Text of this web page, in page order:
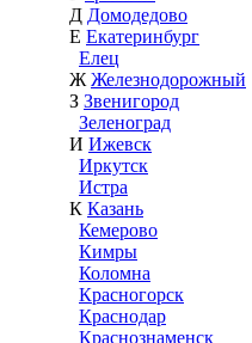
Д Домодедово
Е Екатеринбург
Елец
Ж Железнодорожный
З Звенигород
Зеленоград
И Ижевск
Иркутск
Истра
К Казань
Кемерово
Кимры
Коломна
Красногорск
Краснодар
Краснознаменск